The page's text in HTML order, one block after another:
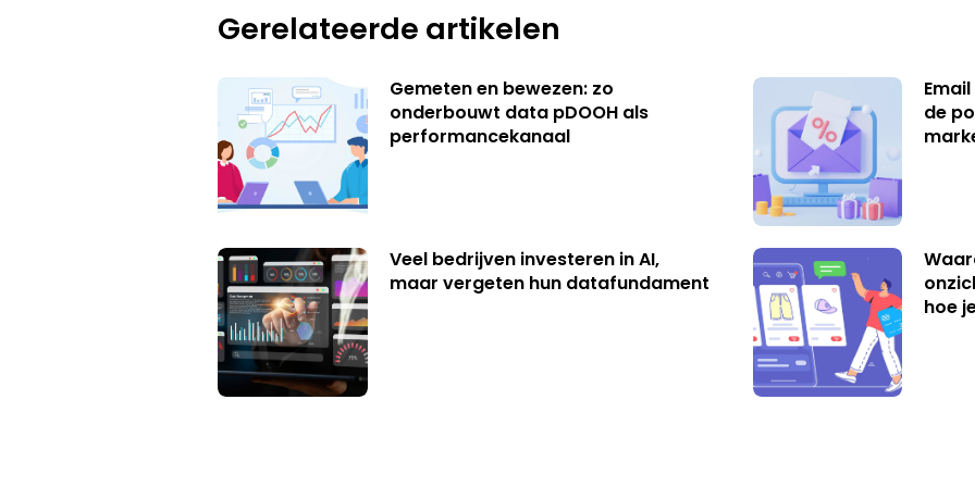
Gerelateerde artikelen
Gemeten en bewezen: zo
onderbouwt data pDOOH als
performancekanaal
de
Veel bedrijven investeren in AI,
maar vergeten hun datafundament
hoe